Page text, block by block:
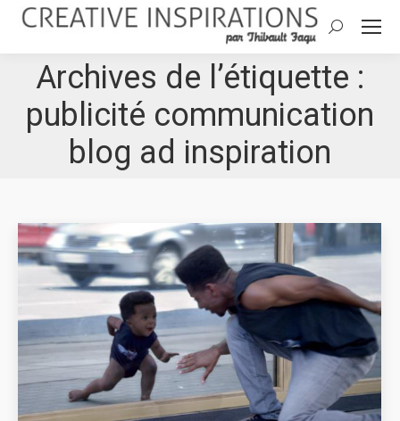
Search:
Archives de l’étiquette :
publicité communication
blog ad inspiration